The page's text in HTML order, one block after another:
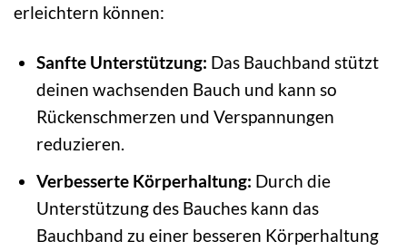
erleichtern können:
Sanfte Unterstützung: Das Bauchband stützt
deinen wachsenden Bauch und kann so
Rückenschmerzen und Verspannungen
reduzieren.
Verbesserte Körperhaltung: Durch die
Unterstützung des Bauches kann das
Bauchband zu einer besseren Körperhaltung